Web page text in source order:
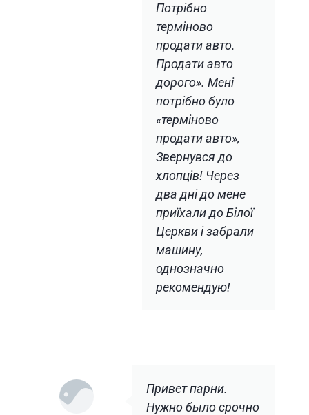
Потрібно
терміново
продати авто.
Продати авто
дорого». Мені
потрібно було
«терміново
продати авто»,
Звернувся до
хлопців! Через
два дні до мене
приїхали до Білої
Церкви і забрали
машину,
однозначно
рекомендую!
Привет парни.
Нужно было срочно